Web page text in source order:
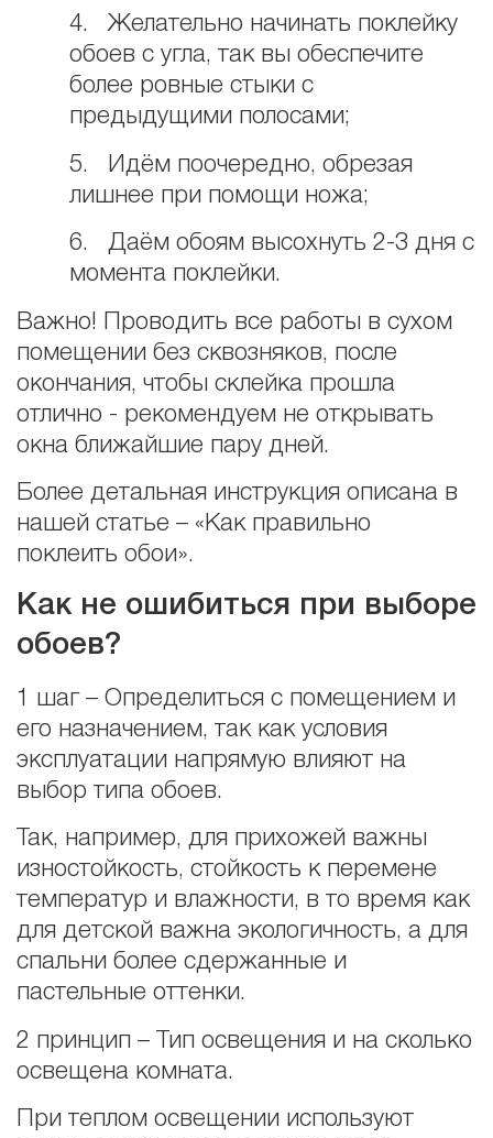
4. Желательно начинать поклейку
обоев с угла, так вы обеспечите
более ровные стыки с
предыдущими полосами;
5. Идём поочередно, обрезая
лишнее при помощи ножа;
6. Даём обоям высохнуть 2-3 дня с
момента поклейки.
Важно! Проводить все работы в сухом
помещении без сквозняков, после
окончания, чтобы склейка прошла
отлично - рекомендуем не открывать
окна ближайшие пару дней.
Более детальная инструкция описана в
нашей статье – «Как правильно
поклеить обои».
Как не ошибиться при выборе
обоев?
1 шаг – Определиться с помещением и
его назначением, так как условия
эксплуатации напрямую влияют на
выбор типа обоев.
Так, например, для прихожей важны
изностойкость, стойкость к перемене
температур и влажности, в то время как
для детской важна экологичность, а для
спальни более сдержанные и
пастельные оттенки.
2 принцип – Тип освещения и на сколько
освещена комната.
При теплом освещении используют